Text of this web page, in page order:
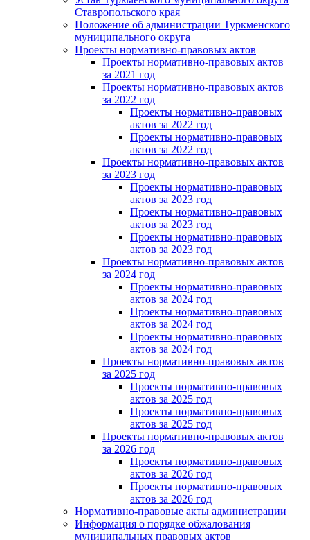
Ставропольского края
Положение об администрации Туркменского
муниципального округа
Проекты нормативно-правовых актов
Проекты нормативно-правовых актов
за 2021 год
Проекты нормативно-правовых актов
за 2022 год
Проекты нормативно-правовых
актов за 2022 год
Проекты нормативно-правовых
актов за 2022 год
Проекты нормативно-правовых актов
за 2023 год
Проекты нормативно-правовых
актов за 2023 год
Проекты нормативно-правовых
актов за 2023 год
Проекты нормативно-правовых
актов за 2023 год
Проекты нормативно-правовых актов
за 2024 год
Проекты нормативно-правовых
актов за 2024 год
Проекты нормативно-правовых
актов за 2024 год
Проекты нормативно-правовых
актов за 2024 год
Проекты нормативно-правовых актов
за 2025 год
Проекты нормативно-правовых
актов за 2025 год
Проекты нормативно-правовых
актов за 2025 год
Проекты нормативно-правовых актов
за 2026 год
Проекты нормативно-правовых
актов за 2026 год
Проекты нормативно-правовых
актов за 2026 год
Нормативно-правовые акты администрации
Информация о порядке обжалования
муниципальных правовых актов